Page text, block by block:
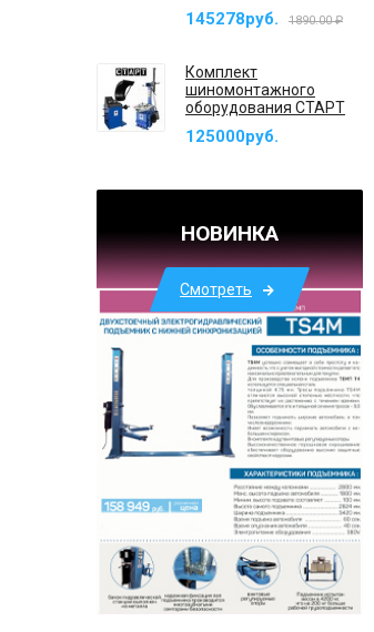
145278руб. 1890.00 ₽
Комплект
шиномонтажного
оборудования СТАРТ
125000руб.
НОВИНКА
Смотреть